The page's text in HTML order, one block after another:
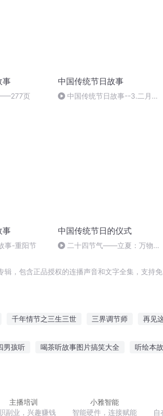
事
页
中国传统节日故事
中国传统节日故事--3.二月二
事
事-重阳节
中国传统节日的仪式
二十四节气——立夏：万物繁
，包含正品授权的连播声音和文字全集，支持
千年情节之三生三世 三界调节师 再见
男孩听 喝茶听故事图片搞笑大全 听绘本
主播培训
副业，兴趣赚钱
小雅智能
智能硬件，连接赋能
自